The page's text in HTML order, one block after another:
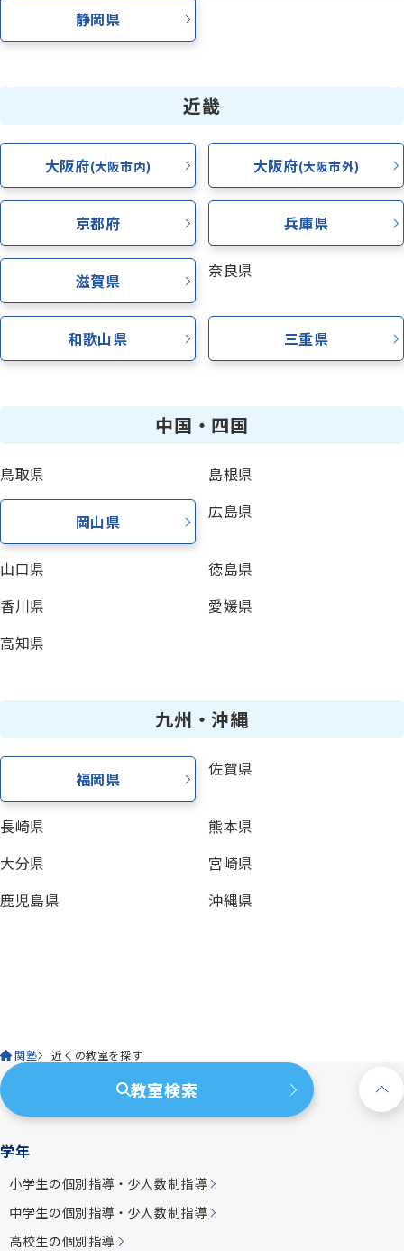
静岡県
近畿
大阪府(大阪市内) 大阪府(大阪市外)
京都府 兵庫県
滋賀県 奈良県
和歌山県 三重県
中国・四国
鳥取県 島根県
岡山県 広島県
山口県
徳島県
香川県
愛媛県
高知県
九州・沖縄
福岡県 佐賀県
長崎県
熊本県
大分県
宮崎県
鹿児島県
沖縄県
関塾 近くの教室を探す
教室検索
学年
小学生の個別指導・少人数制指導
中学生の個別指導・少人数制指導
高校生の個別指導